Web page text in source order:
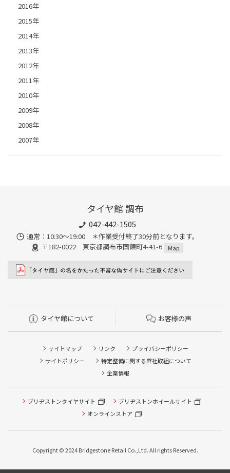
2016年
2015年
2014年
2013年
2012年
2011年
2010年
2009年
2008年
2007年
タイヤ館 調布
042-442-1505
通常：10:30～19:00 ＊作業受付終了30分前となります。
〒182-0022 東京都調布市国領町4-41-6
Map
タイヤ館について お客様の声
サイトマップ リンク
プライバシーポリシー
サイトポリシー
特定整備に関する弊社取組について
企業情報
ブリヂストンタイヤサイト
ブリヂストンホイールサイト
オンラインストア
Copyright © 2024 Bridgestone Retail Co.,Ltd. All rights Reserved.
タイヤ点検・安全点検/タイヤ履き替え/オイル交換/その他
ピット作業の予約
本日のタイヤ履き替え順番待ち予約 ※クローク契約会員の